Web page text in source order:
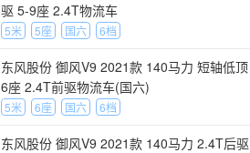
驱 5-9座 2.4T物流车
5米 5座 国六 6档
东风股份 御风V9 2021款 140马力 短轴低顶
6座 2.4T前驱物流车(国六)
5米 6座 国六 6档
东风股份 御风V9 2021款 140马力 2.4T后驱